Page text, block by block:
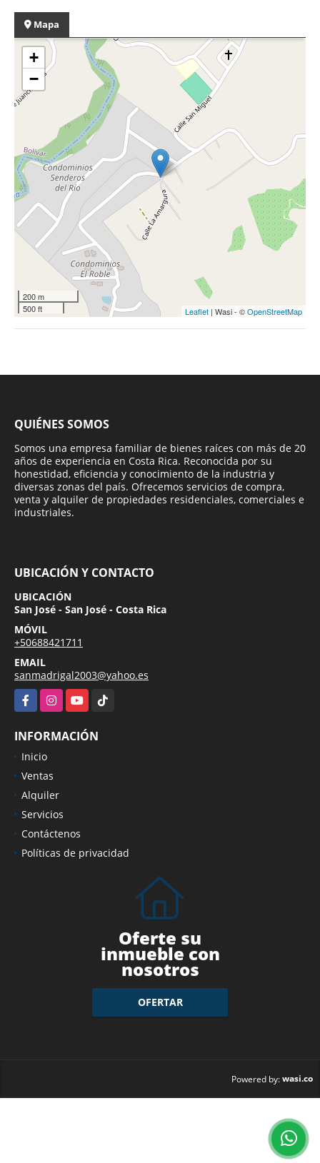
Mapa
+
−
200 m
500 ft
Leaflet | Wasi - ©OpenStreetMap
QUIÉNES SOMOS
Somos una empresa familiar de bienes raíces con más de 20
años de experiencia en Costa Rica. Reconocida por su
honestidad, eficiencia y conocimiento de la industria y
diversas zonas del país. Ofrecemos servicios de compra,
venta y alquiler de propiedades residenciales, comerciales e
industriales.
UBICACIÓN Y CONTACTO
UBICACIÓN
San José - San José - Costa Rica
MÓVIL
+50688421711
EMAIL
sanmadrigal2003@yahoo.es
FacebookInstagramYouTubeTikTok
INFORMACIÓN
Inicio
Ventas
Alquiler
Servicios
Contáctenos
Políticas de privacidad
Oferte su
inmueble con
nosotros
OFERTAR
Powered by:wasi.co